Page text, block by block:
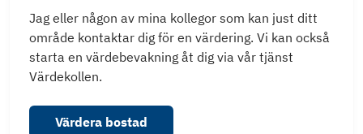
Jag eller någon av mina kollegor som kan just ditt
område kontaktar dig för en värdering. Vi kan också
starta en värdebevakning åt dig via vår tjänst
Värdekollen.
Värdera bostad